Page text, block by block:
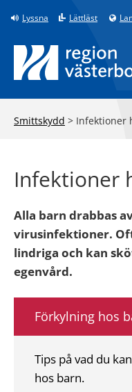
Till innehåll på sidan
Lyssna Lättläst
Smittskydd > Infektioner
Infektioner
Alla barn drabbas
virusinfektioner.
lindriga och kan
egenvård.
Förkylning hos
Tips på vad du
hos barn.